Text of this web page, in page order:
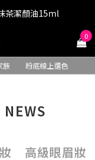
$200回購金
茶潔顏油15ml
$200回購金 0
族 粉底線上選色
高級眼眉妝